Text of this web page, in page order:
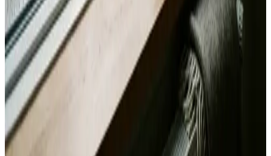
Alle mærker og systemer
Indhent tilbud Ring